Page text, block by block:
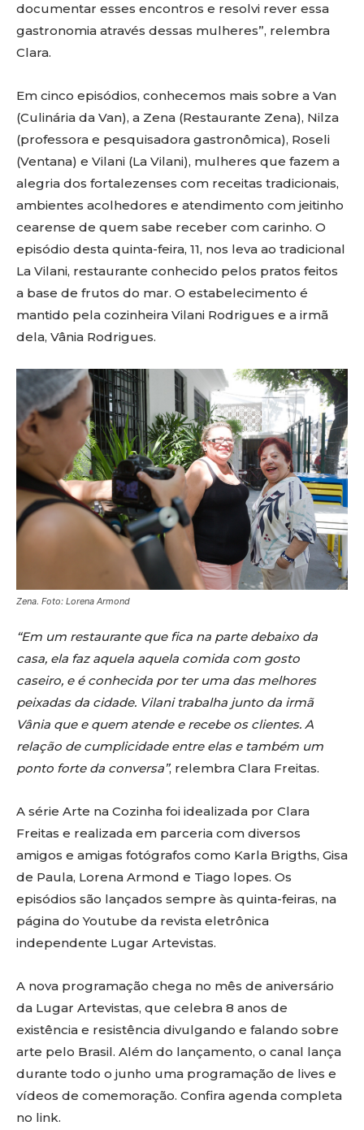
documentar esses encontros e resolvi rever essa
gastronomia através dessas mulheres”, relembra
Clara.
Em cinco episódios, conhecemos mais sobre a Van
(Culinária da Van), a Zena (Restaurante Zena), Nilza
(professora e pesquisadora gastronômica), Roseli
(Ventana) e Vilani (La Vilani), mulheres que fazem a
alegria dos fortalezenses com receitas tradicionais,
ambientes acolhedores e atendimento com jeitinho
cearense de quem sabe receber com carinho. O
episódio desta quinta-feira, 11, nos leva ao tradicional
La Vilani, restaurante conhecido pelos pratos feitos
a base de frutos do mar. O estabelecimento é
mantido pela cozinheira Vilani Rodrigues e a irmã
dela, Vânia Rodrigues.
Zena. Foto: Lorena Armond
“Em um restaurante que fica na parte debaixo da
casa, ela faz aquela aquela comida com gosto
caseiro, e é conhecida por ter uma das melhores
peixadas da cidade. Vilani trabalha junto da irmã
Vânia que e quem atende e recebe os clientes. A
relação de cumplicidade entre elas e também um
ponto forte da conversa”, relembra Clara Freitas.
A série Arte na Cozinha foi idealizada por Clara
Freitas e realizada em parceria com diversos
amigos e amigas fotógrafos como Karla Brigths, Gisa
de Paula, Lorena Armond e Tiago lopes. Os
episódios são lançados sempre às quinta-feiras, na
página do Youtube da revista eletrônica
independente Lugar Artevistas.
A nova programação chega no mês de aniversário
da Lugar Artevistas, que celebra 8 anos de
existência e resistência divulgando e falando sobre
arte pelo Brasil. Além do lançamento, o canal lança
durante todo o junho uma programação de lives e
vídeos de comemoração. Confira agenda completa
no link.